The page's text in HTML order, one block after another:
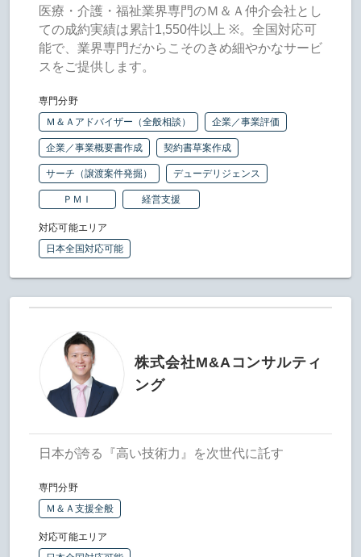
医療・介護・福祉業界専門のＭ＆Ａ仲介会社とし
ての成約実績は累計1,550件以上 ※。全国対応可
能で、業界専門だからこそのきめ細やかなサービ
スをご提供します。
専門分野
Ｍ＆Ａアドバイザー（全般相談）
企業／事業評価
企業／事業概要書作成 契約書草案作成
サーチ（譲渡案件発掘） デューデリジェンス
ＰＭＩ 経営支援
対応可能エリア
日本全国対応可能
株式会社M&Aコンサルティ
ング
日本が誇る『高い技術力』を次世代に託す
専門分野
Ｍ＆Ａ支援全般
対応可能エリア